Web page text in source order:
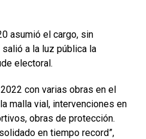
asumió el cargo, sin
a la luz pública la
electoral.
con varias obras en el
malla vial, intervenciones en
obras de protección.
en tiempo record”,